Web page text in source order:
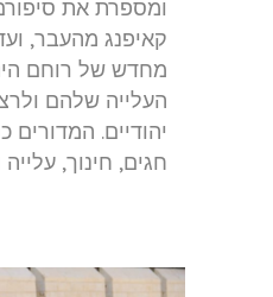
ומספרת את
קאיפנג מהעבר,
מחדש של רוחם
העלייה שלהם
יהודיים. המדורים
חגים, חינוך, עלייה